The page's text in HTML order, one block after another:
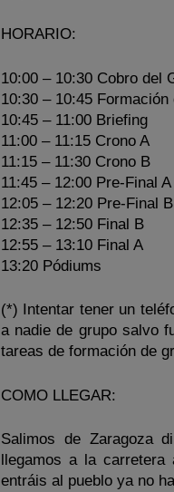
HORARIO:
10:00 – 10:30 Cobro del
10:30 – 10:45 Formación
10:45 – 11:00 Briefing
11:00 – 11:15 Crono A
11:15 – 11:30 Crono B
11:45 – 12:00 Pre-Final A
12:05 – 12:20 Pre-Final B
12:35 – 12:50 Final B
12:55 – 13:10 Final A
13:20 Pódiums
(*) Intentar tener un
a nadie de grupo salvo
tareas de formación de
COMO LLEGAR:
Salimos de Zaragoza
llegamos a la
entráis al pueblo ya no